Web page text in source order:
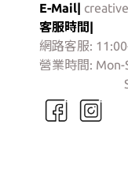
E-Mail|
客服時間|
網路客服:
營業時間: